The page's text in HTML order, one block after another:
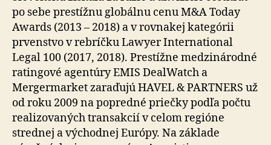
po sebe prestížnu globálnu cenu M&A Today
Awards (2013 – 2018) a v rovnakej kategórii
prvenstvo v rebríčku Lawyer International
Legal 100 (2017, 2018). Prestížne medzinárodné
ratingové agentúry EMIS DealWatch a
Mergermarket zaraďujú HAVEL & PARTNERS už
od roku 2009 na popredné priečky podľa počtu
realizovaných transakcií v celom regióne
strednej a východnej Európy. Na základe